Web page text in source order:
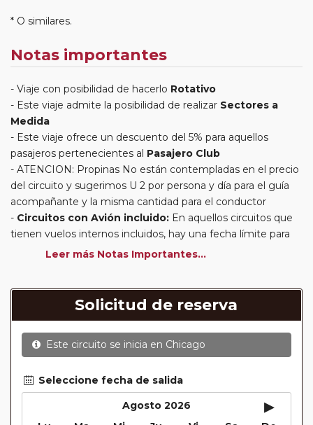
* O similares.
Notas importantes
Viaje con posibilidad de hacerlo Rotativo
Este viaje admite la posibilidad de realizar Sectores a
Medida
Este viaje ofrece un descuento del 5% para aquellos
pasajeros pertenecientes al Pasajero Club
ATENCION: Propinas No están contempladas en el precio
del circuito y sugerimos U 2 por persona y día para el guía
acompañante y la misma cantidad para el conductor
Circuitos con Avión incluido: En aquellos circuitos que
tienen vuelos internos incluidos, hay una fecha límite para
poder emitir billetes. Las reservas/emisión de los vuelos se
reserva y emitido el billete, un error posterior en el nombre
o un nombre incompleto, puede provocar la invalidez del
billete emitido y la necesidad de tener que emitir un nuevo
billete. No nos responsabilizaremos de los gastos
reserva nueva puede implicar la posibilidad de no conseguir
plazas en los mismos vuelos previstos. Las compañías
aéreas se reservan el derecho de que un billete con un
Leer más Notas Importantes...
Solicitud de reserva
Este circuito se inicia en Chicago
Seleccione fecha de salida
Agosto 2026
▸